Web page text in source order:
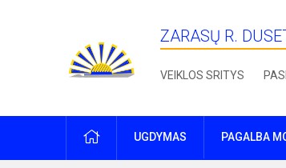
ZARASŲ R.
VEIKLOS SRITYS
PRADŽIAUGDYMAS PAGALBA